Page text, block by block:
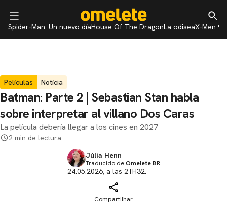
Spider-Man: Un nuevo díaHouse Of The DragonLa odiseaX-Men 97
Películas Notícia
Batman: Parte 2 | Sebastian Stan habla
sobre interpretar al villano Dos Caras
La película debería llegar a los cines en 2027
2 min de lectura
Júlia Henn
Traducido deOmelete BR
24.05.2026, a las 21H32.
Compartilhar